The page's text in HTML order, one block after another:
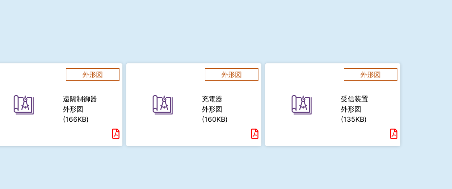
外形図
遠隔制御器
外形図
(166KB)
外形図
充電器
外形図
(160KB)
外形図
受信装置
外形図
(135KB)